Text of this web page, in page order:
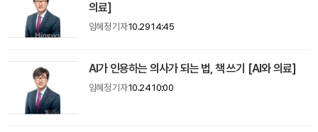
의료]
임혜정 기자10.29 14:45
AI가 인용하는 의사가 되는 법, 책 쓰기 [AI와 의료]
임혜정 기자10.24 10:00